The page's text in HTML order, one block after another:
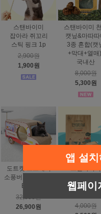
스탠바이미
잡아라 쥐꼬리
스틱 핑크 1p
2,900원
1,900원
스탠바이미
캣닢&마따따
3종 혼합(캣
+막대+열매
국내산
8,000원
5,300원
도트캣 스크래처
소풍버스 (PICNIC
BUS)
32,000원
26,900원
(꼬꼬닭과 오
4,000원
앱 설
웹페이